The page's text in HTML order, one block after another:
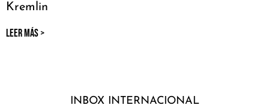
Kremlin
LEER MÁS >
INBOX INTERNACIONAL